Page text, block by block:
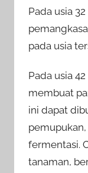
Pada usia
pada usia
Pada usia
membuat
ini dapat
fermentasi.
tanaman,